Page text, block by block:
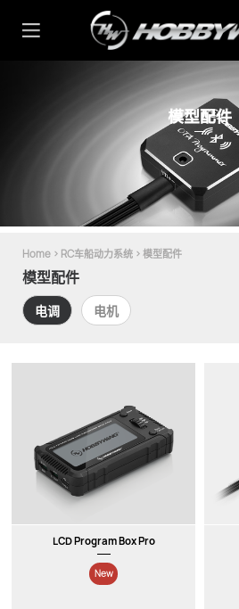
模型配件
Home > RC车船动力系统 > 模型配件
模型配件
电调 电机
LCD Program Box Pro